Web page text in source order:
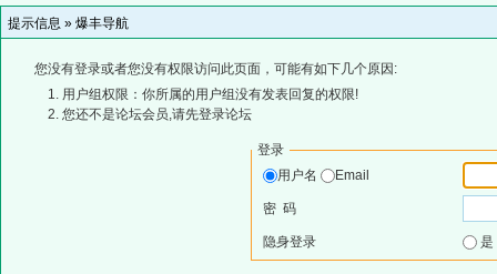
提示信息 » 爆丰导航
您没有登录或者您没有权限访问此页面，可能有如下几个原因:
用户组权限：你所属的用户组没有发表回复的权限!
您还不是论坛会员,请先登录论坛
登录
用户名
Email
密 码
隐身登录